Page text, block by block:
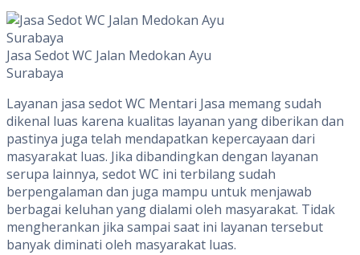
Jasa Sedot WC Jalan Medokan Ayu
Surabaya
Layanan jasa sedot WC Mentari Jasa memang sudah
dikenal luas karena kualitas layanan yang diberikan dan
pastinya juga telah mendapatkan kepercayaan dari
masyarakat luas. Jika dibandingkan dengan layanan
serupa lainnya, sedot WC ini terbilang sudah
berpengalaman dan juga mampu untuk menjawab
berbagai keluhan yang dialami oleh masyarakat. Tidak
mengherankan jika sampai saat ini layanan tersebut
banyak diminati oleh masyarakat luas.